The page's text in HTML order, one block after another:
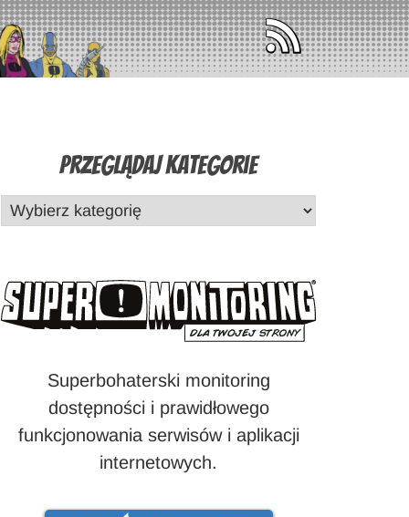
Przeglądaj Kategorie
Superbohaterski monitoring
dostępności i prawidłowego
funkcjonowania serwisów i aplikacji
internetowych.